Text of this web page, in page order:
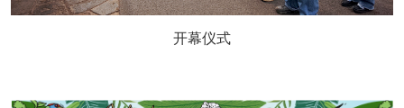
开幕仪式